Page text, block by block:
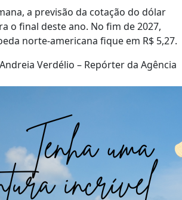
a previsão da cotação do dólar
o final deste ano. No fim de 2027,
norte-americana fique em R$ 5,27.
Andreia Verdélio – Repórter da Agência